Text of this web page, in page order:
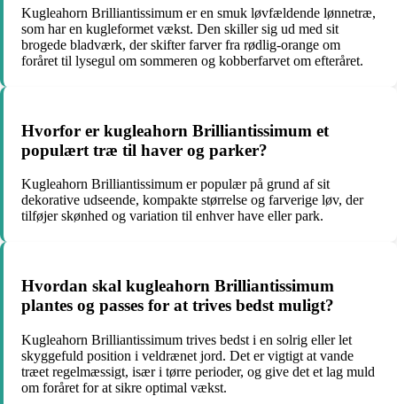
Kugleahorn Brilliantissimum er en smuk løvfældende lønnetræ,
som har en kugleformet vækst. Den skiller sig ud med sit
brogede bladværk, der skifter farver fra rødlig-orange om
foråret til lysegul om sommeren og kobberfarvet om efteråret.
Hvorfor er kugleahorn Brilliantissimum et
populært træ til haver og parker?
Kugleahorn Brilliantissimum er populær på grund af sit
dekorative udseende, kompakte størrelse og farverige løv, der
tilføjer skønhed og variation til enhver have eller park.
Hvordan skal kugleahorn Brilliantissimum
plantes og passes for at trives bedst muligt?
Kugleahorn Brilliantissimum trives bedst i en solrig eller let
skyggefuld position i veldrænet jord. Det er vigtigt at vande
træet regelmæssigt, især i tørre perioder, og give det et lag muld
om foråret for at sikre optimal vækst.